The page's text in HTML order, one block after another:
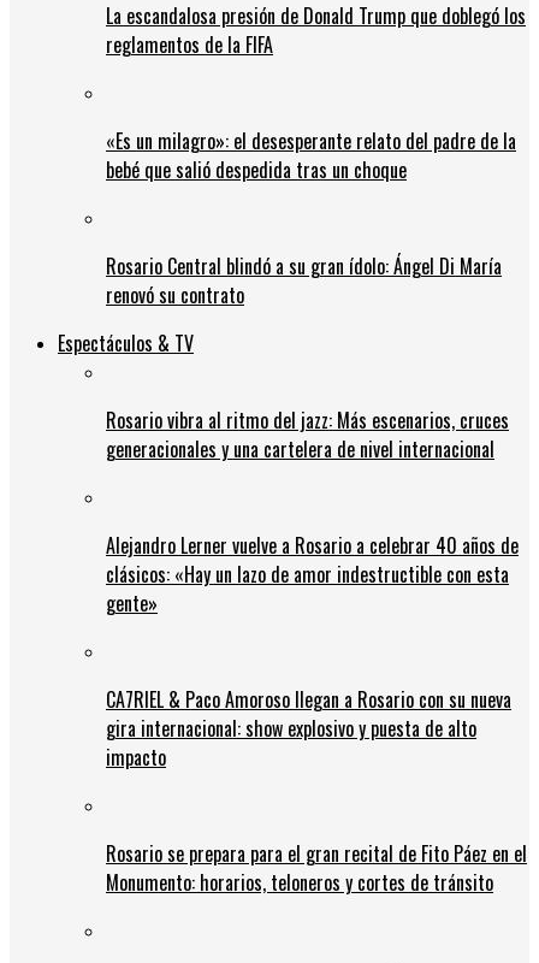
La escandalosa presión de Donald Trump que doblegó los
reglamentos de la FIFA
«Es un milagro»: el desesperante relato del padre de la
bebé que salió despedida tras un choque
Rosario Central blindó a su gran ídolo: Ángel Di María
renovó su contrato
Espectáculos & TV
Rosario vibra al ritmo del jazz: Más escenarios, cruces
generacionales y una cartelera de nivel internacional
Alejandro Lerner vuelve a Rosario a celebrar 40 años de
clásicos: «Hay un lazo de amor indestructible con esta
gente»
CA7RIEL & Paco Amoroso llegan a Rosario con su nueva
gira internacional: show explosivo y puesta de alto
impacto
Rosario se prepara para el gran recital de Fito Páez en el
Monumento: horarios, teloneros y cortes de tránsito